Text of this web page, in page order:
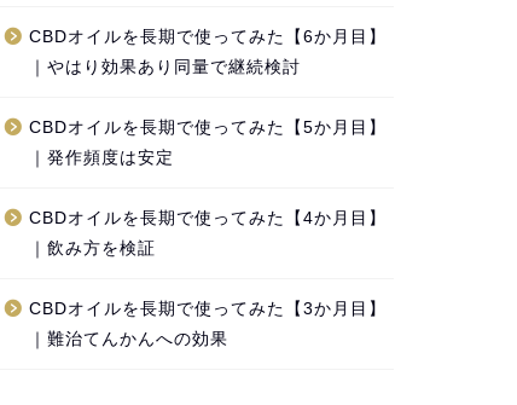
CBDオイルを長期で使ってみた【6か月目】
｜やはり効果あり同量で継続検討
CBDオイルを長期で使ってみた【5か月目】
｜発作頻度は安定
CBDオイルを長期で使ってみた【4か月目】
｜飲み方を検証
CBDオイルを長期で使ってみた【3か月目】
｜難治てんかんへの効果